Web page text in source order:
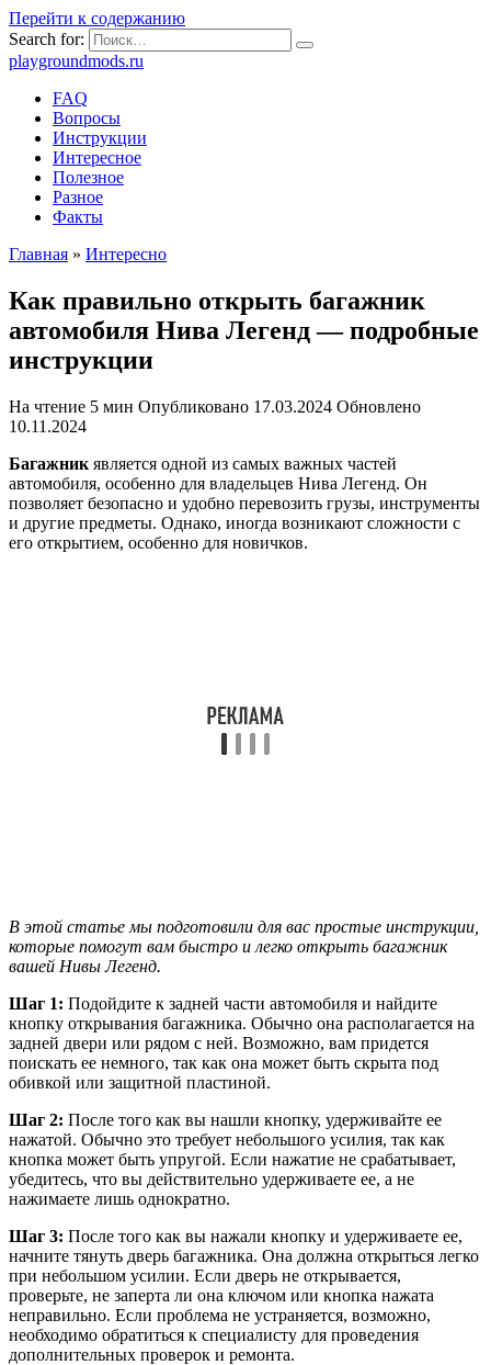
Перейти к содержанию
Search for:
playgroundmods.ru
FAQ
Вопросы
Инструкции
Интересное
Полезное
Разное
Факты
Главная » Интересно
Как правильно открыть багажник
автомобиля Нива Легенд — подробные
инструкции
На чтение 5 мин Опубликовано 17.03.2024 Обновлено
10.11.2024
Багажник является одной из самых важных частей
автомобиля, особенно для владельцев Нива Легенд. Он
позволяет безопасно и удобно перевозить грузы, инструменты
и другие предметы. Однако, иногда возникают сложности с
его открытием, особенно для новичков.
В этой статье мы подготовили для вас простые инструкции,
которые помогут вам быстро и легко открыть багажник
вашей Нивы Легенд.
Шаг 1: Подойдите к задней части автомобиля и найдите
кнопку открывания багажника. Обычно она располагается на
задней двери или рядом с ней. Возможно, вам придется
поискать ее немного, так как она может быть скрыта под
обивкой или защитной пластиной.
Шаг 2: После того как вы нашли кнопку, удерживайте ее
нажатой. Обычно это требует небольшого усилия, так как
кнопка может быть упругой. Если нажатие не срабатывает,
убедитесь, что вы действительно удерживаете ее, а не
нажимаете лишь однократно.
Шаг 3: После того как вы нажали кнопку и удерживаете ее,
начните тянуть дверь багажника. Она должна открыться легко
при небольшом усилии. Если дверь не открывается,
проверьте, не заперта ли она ключом или кнопка нажата
неправильно. Если проблема не устраняется, возможно,
необходимо обратиться к специалисту для проведения
дополнительных проверок и ремонта.